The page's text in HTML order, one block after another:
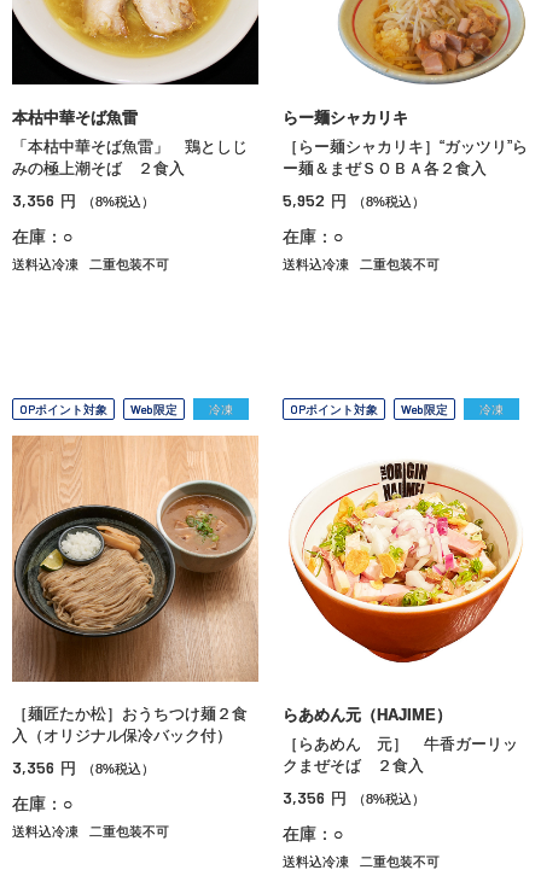
本枯中華そば魚雷
「本枯中華そば魚雷」 鶏としじ
みの極上潮そば ２食入
3,356 円 （8%税込）
在庫：○
送料込冷凍 二重包装不可
らー麺シャカリキ
［らー麺シャカリキ］“ガッツリ”ら
ー麺＆まぜＳＯＢＡ各２食入
5,952 円 （8%税込）
在庫：○
送料込冷凍 二重包装不可
OPポイント対象 Web限定 冷凍
［麺匠たか松］おうちつけ麺２食
入（オリジナル保冷バック付）
3,356 円 （8%税込）
在庫：○
送料込冷凍 二重包装不可
OPポイント対象 Web限定 冷凍
らあめん元（HAJIME）
［らあめん 元］ 牛香ガーリッ
クまぜそば ２食入
3,356 円 （8%税込）
在庫：○
送料込冷凍 二重包装不可